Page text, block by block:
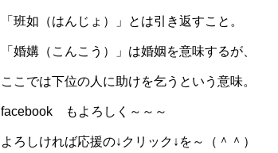
「班如（はんじょ）」とは引き返すこと。
「婚媾（こんこう）」は婚姻を意味するが、
ここでは下位の人に助けを乞うという意味。
facebook もよろしく～～～
よろしければ応援の↓クリック↓を～（＾＾）